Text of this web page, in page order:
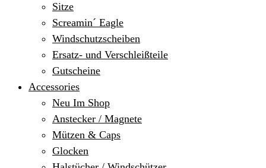
Sitze
Screamin´ Eagle
Windschutzscheiben
Ersatz- und Verschleißteile
Gutscheine
Accessories
Neu Im Shop
Anstecker / Magnete
Mützen & Caps
Glocken